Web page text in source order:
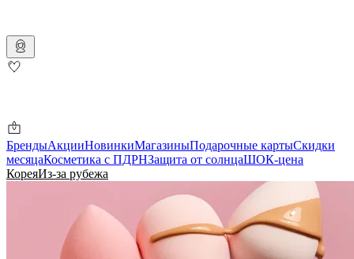
БрендыАкцииНовинкиМагазиныПодарочные картыСкидки
месяцаКосметика с ПДРНЗащита от солнцаШОК-цена
КореяИз-за рубежа